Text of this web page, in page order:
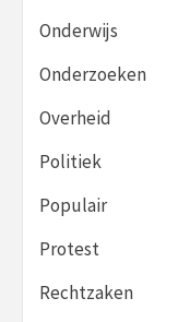
Onderwijs
Onderzoeken
Overheid
Politiek
Populair
Protest
Rechtzaken